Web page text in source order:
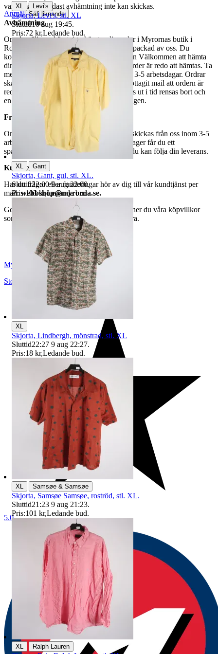
varor märkta endast avhämtning inte kan skickas.
Avhämtning
Om du väljer avhämtning hämtas din order i Myrornas butik i
Ropsten, Kolargatan 2 efter den har blivit packad av oss. Du
kommer att få ett separat mail med rubriken Välkommen att hämta
din order på Myrorna i Ropsten! när din order är redo att hämtas. Ta
med legitimation. Hanteringstiden är cirka 3-5 arbetsdagar. Ordrar
ska hämtas senast 7 dagar efter att man mottagit mail att ordern är
redo för avhämtning. Ordrar som ej hämtas ut i tid rensas bort och
en avgift på 84 kr dras av från återbetalningen.
Frakt
Om du har valt frakt kommer din vara att skickas från oss inom 3-5
arbetsdagar. När din vara har lämnat vårt lager får du ett
spårningsnummer av DSV inom kort där du kan följa din leverans.
Kundservice
Har du frågor eller funderingar hör av dig till vår kundtjänst per
mail:webbshop@myrorna.se.
Genom att buda på våra annonser godkänner du våra köpvillkor
som du hittar på vår infosida här på Tradera.
Anmäl Sälj liknande
Myrorna
Stockholm
Sverige
5.0
XL | Levi's
Skjorta, Levi's, stl. XL
Sluttid10 aug 19:45.
Pris:72 kr,Ledande bud.
XL | Gant
Skjorta, Gant, gul, stl. XL.
Sluttid22:00 9 aug 22:00.
Pris:103 kr,Ledande bud.
XL
Skjorta, Lindbergh, mönstrad, stl. XL
Sluttid22:27 9 aug 22:27.
Pris:18 kr,Ledande bud.
XL | Samsøe & Samsøe
Skjorta, Samsøe Samsøe, roströd, stl. XL.
Sluttid21:23 9 aug 21:23.
Pris:101 kr,Ledande bud.
XL | Ralph Lauren